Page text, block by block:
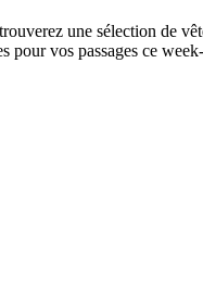
une sélection de
pour vos passages ce